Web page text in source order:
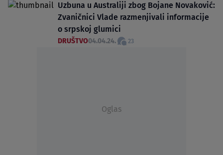
Uzbuna u Australiji zbog Bojane Novaković:
Zvaničnici Vlade razmenjivali informacije
o srpskoj glumici
DRUŠTVO04.04.24. 23
Oglas